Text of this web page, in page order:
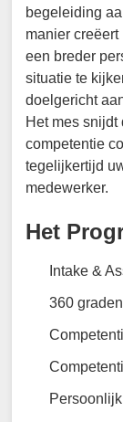
begeleiding
manier
een breder
situatie te
doelgericht
Het mes snijdt
competentie
tegelijkertijd
medewerker.
Het
Intake &
360